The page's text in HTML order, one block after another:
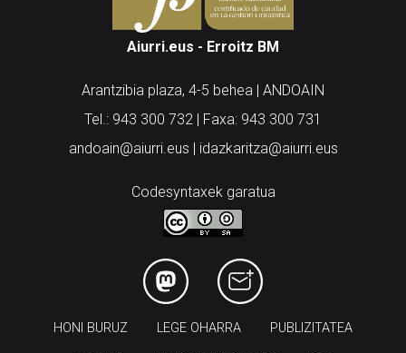
Aiurri.eus - Erroitz BM
Arantzibia plaza, 4-5 behea | ANDOAIN
Tel.: 943 300 732 | Faxa: 943 300 731
andoain@aiurri.eus | idazkaritza@aiurri.eus
Codesyntaxek garatua
HONI BURUZ LEGE OHARRA PUBLIZITATEA